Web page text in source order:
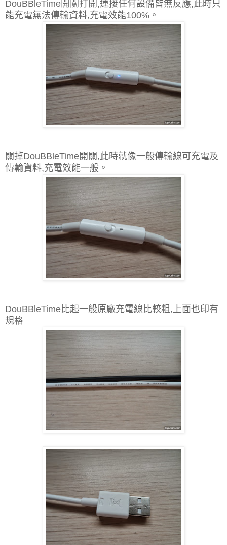
DouBBleTime開關打開,連接任何設備皆無反應,此時只
能充電無法傳輸資料,充電效能100%。
關掉DouBBleTime開關,此時就像一般傳輸線可充電及
傳輸資料,充電效能一般。
DouBBleTime比起一般原廠充電線比較粗,上面也印有
規格